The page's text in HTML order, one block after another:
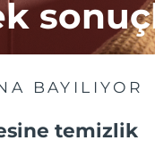
BAYILIYOR
temizlik
Tahmini
Tahmini
Tahmini